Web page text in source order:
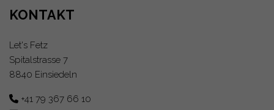
KONTAKT
Let's Fetz
Spitalstrasse 7
8840 Einsiedeln
+41 79 367 66 10